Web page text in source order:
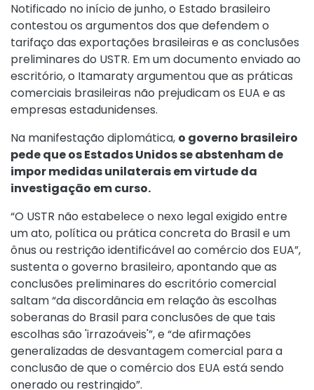
Notificado no início de junho, o Estado brasileiro
contestou os argumentos dos que defendem o
tarifaço das exportações brasileiras e as conclusões
preliminares do USTR. Em um documento enviado ao
escritório, o Itamaraty argumentou que as práticas
comerciais brasileiras não prejudicam os EUA e as
empresas estadunidenses.
Na manifestação diplomática, o governo brasileiro
pede que os Estados Unidos se abstenham de
impor medidas unilaterais em virtude da
investigação em curso.
“O USTR não estabelece o nexo legal exigido entre
um ato, política ou prática concreta do Brasil e um
ônus ou restrição identificável ao comércio dos EUA”,
sustenta o governo brasileiro, apontando que as
conclusões preliminares do escritório comercial
saltam “da discordância em relação às escolhas
soberanas do Brasil para conclusões de que tais
escolhas são 'irrazoáveis'”, e “de afirmações
generalizadas de desvantagem comercial para a
conclusão de que o comércio dos EUA está sendo
onerado ou restringido”.